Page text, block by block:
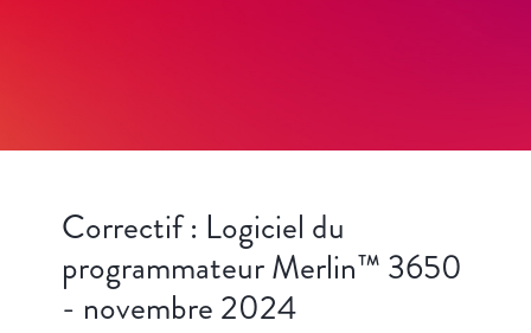
Correctif : Logiciel du
programmateur Merlin™ 3650
- novembre 2024